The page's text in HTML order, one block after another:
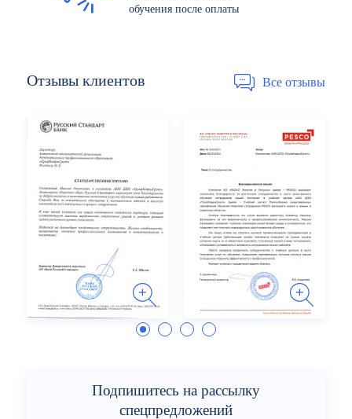
обучения после оплаты
Отзывы клиентов Все отзывы
Подпишитесь на рассылку
спецпредложений